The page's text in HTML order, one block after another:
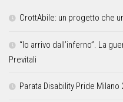
CrottAbile: un progetto che
“Io arrivo dall’inferno”. La
Previtali
Parata Disability Pride